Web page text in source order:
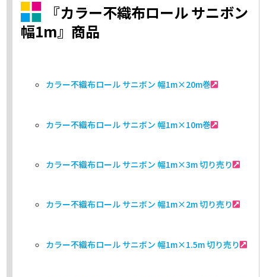
『カラー不織布ロール サニボン
幅1m』商品
カラー不織布ロール サニボン 幅1m×20m巻
カラー不織布ロール サニボン 幅1m×10m巻
カラー不織布ロール サニボン 幅1m×3m 切り売り
カラー不織布ロール サニボン 幅1m×2m 切り売り
カラー不織布ロール サニボン 幅1m×1.5m 切り売り